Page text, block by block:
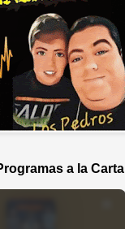
a la Carta